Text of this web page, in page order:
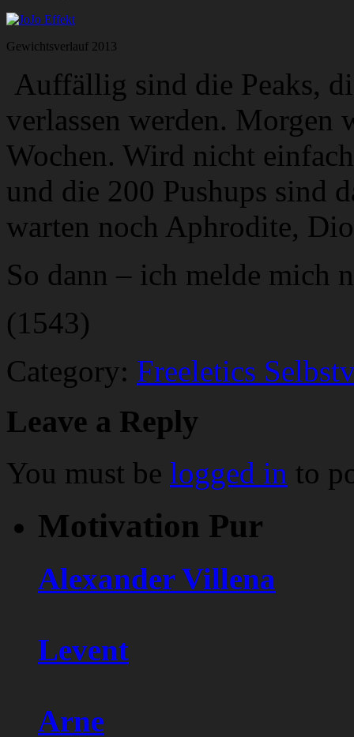
Gewichtsverlauf 2013
Auffällig sind die Peaks,
verlassen werden. Morgen
Wochen. Wird nicht
und die 200 Pushups sind
warten noch Aphrodite,
So dann – ich melde mich
(1543)
Category: Freeletics
Leave a Reply
You must be logged in to
Motivation Pur
Alexander Villena
Levent
Arne